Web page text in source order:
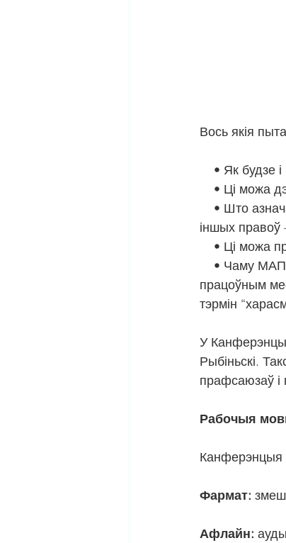
Вось якія
• Як
• Ці
іншых правоў
• Ці
працоўным
тэрмін
У
Рыбіньскі.
прафсаюзаў і
Рабочыя
Канферэнцыя
Фармат:
Афлайн: